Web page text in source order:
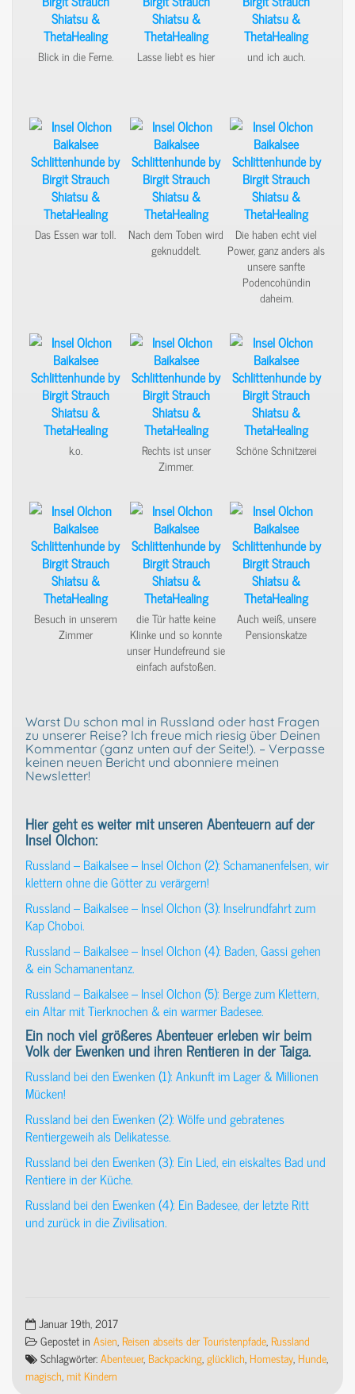
Blick in die Ferne. Lasse liebt es hier und ich auch.
Das Essen war toll.
Nach dem Toben wird
geknuddelt.
Die haben echt viel
Power, ganz anders als
unsere sanfte
Podencohündin
daheim.
k.o.
Rechts ist unser
Zimmer.
Schöne Schnitzerei
Besuch in unserem
Zimmer
die Tür hatte keine
Klinke und so konnte
unser Hundefreund sie
einfach aufstoßen.
Auch weiß, unsere
Pensionskatze
Warst Du schon mal in Russland oder hast Fragen
zu unserer Reise? Ich freue mich riesig über Deinen
Kommentar (ganz unten auf der Seite!). – Verpasse
keinen neuen Bericht und abonniere meinen
Newsletter!
Hier geht es weiter mit unseren Abenteuern auf der
Insel Olchon:
Russland – Baikalsee – Insel Olchon (2): Schamanenfelsen, wir
klettern ohne die Götter zu verärgern!
Russland – Baikalsee – Insel Olchon (3): Inselrundfahrt zum
Kap Choboi.
Russland – Baikalsee – Insel Olchon (4): Baden, Gassi gehen
& ein Schamanentanz.
Russland – Baikalsee – Insel Olchon (5): Berge zum Klettern,
ein Altar mit Tierknochen & ein warmer Badesee.
Ein noch viel größeres Abenteuer erleben wir beim
Volk der Ewenken und ihren Rentieren in der Taiga.
Russland bei den Ewenken (1): Ankunft im Lager & Millionen
Mücken!
Russland bei den Ewenken (2): Wölfe und gebratenes
Rentiergeweih als Delikatesse.
Russland bei den Ewenken (3): Ein Lied, ein eiskaltes Bad und
Rentiere in der Küche.
Russland bei den Ewenken (4): Ein Badesee, der letzte Ritt
und zurück in die Zivilisation.
Januar 19th, 2017
Gepostet in Asien, Reisen abseits der Touristenpfade, Russland
Schlagwörter:Abenteuer, Backpacking,glücklich, Homestay, Hunde,
magisch,mit Kindern